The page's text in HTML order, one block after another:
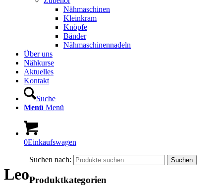
Nähmaschinen
Kleinkram
Knöpfe
Bänder
Nähmaschinennadeln
Über uns
Nähkurse
Aktuelles
Kontakt
Suche
Menü Menü
0Einkaufswagen
Leo
Suchen nach: Suchen
Produktkategorien